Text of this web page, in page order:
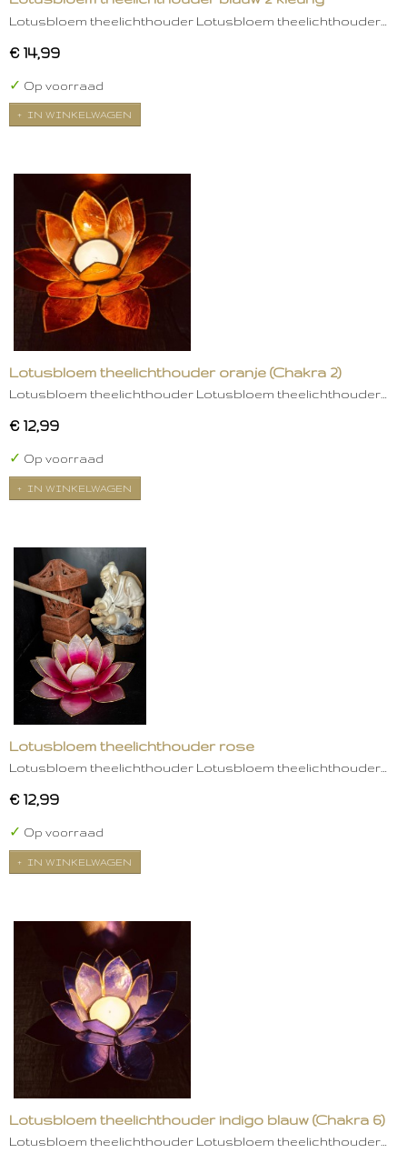
Lotusbloem theelichthouder Lotusbloem theelichthouder…
€ 14,99
✓ Op voorraad
IN WINKELWAGEN
Lotusbloem theelichthouder oranje (Chakra 2)
Lotusbloem theelichthouder Lotusbloem theelichthouder…
€ 12,99
✓ Op voorraad
IN WINKELWAGEN
Lotusbloem theelichthouder rose
Lotusbloem theelichthouder Lotusbloem theelichthouder…
€ 12,99
✓ Op voorraad
IN WINKELWAGEN
Lotusbloem theelichthouder indigo blauw (Chakra 6)
Lotusbloem theelichthouder Lotusbloem theelichthouder…